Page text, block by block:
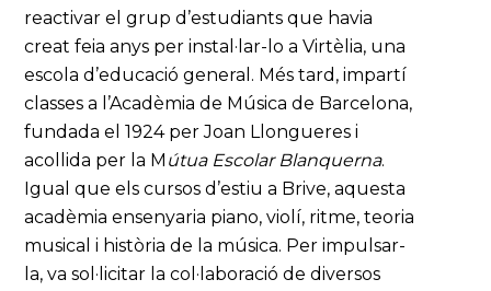
reactivar el grup d’estudiants que havia
creat feia anys per instal·lar-lo a Virtèlia, una
escola d’educació general. Més tard, impartí
classes a l’Acadèmia de Música de Barcelona,
fundada el 1924 per Joan Llongueres i
acollida per la M útua Escolar Blanquerna.
Igual que els cursos d’estiu a Brive, aquesta
acadèmia ensenyaria piano, violí, ritme, teoria
musical i història de la música. Per impulsar-
la, va sol·licitar la col·laboració de diversos